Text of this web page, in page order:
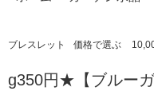
ブレスレット 価格で選ぶ
g350円★【ブルー